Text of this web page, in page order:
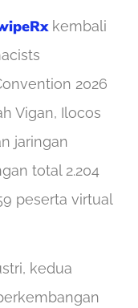
kembali
2026
Vigan, Ilocos
jaringan
total 2.204
peserta virtual
kedua